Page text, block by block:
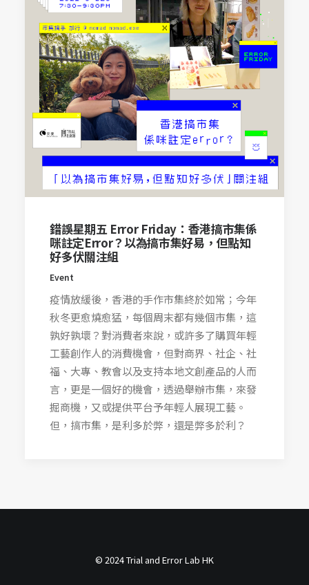
錯誤星期五 Error Friday：香港搞市集係
咪註定Error？以為搞市集好易，但點知
好多伏關注組
Event
疫情放緩後，香港的手作市集終於如常；今年
秋冬更愈燒愈猛，每個周末都有幾個市集，這
孰好孰壞？對消費者來說，或許多了購買年輕
工藝創作人的消費機會，但對商界、社企、社
福、大專、教會以及支持本地文創產品的人而
言，更是一個好的機會，透過舉辦市集，來發
掘商機，又或提供平台予年輕人展現工藝。
但，搞市集，是利多於弊，還是弊多於利？
© 2024 Trial and Error Lab HK